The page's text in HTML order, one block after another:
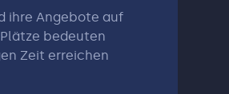
ihre Angebote auf
bedeuten
Zeit erreichen